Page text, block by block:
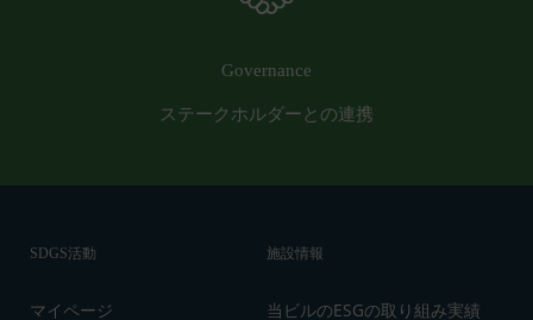
Governance
ステークホルダーとの連携
SDGS活動
マイページ
施設情報
当ビルのESGの取り組み実績
よび一部が無効または執行不能と判断された規定の
約に関し訴訟の必要が生じた場合には、東京地方裁